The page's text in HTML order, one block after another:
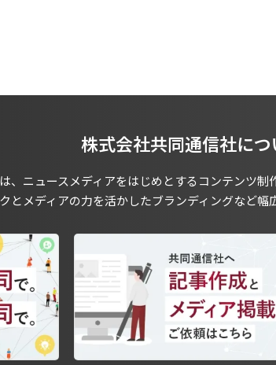
株式会社共同通信社につ
、ニュースメディアをはじめとするコンテンツ
とメディアの力を活かしたブランディングなど幅